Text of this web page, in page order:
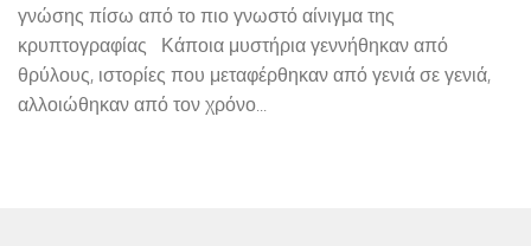
γνώσης πίσω από το πιο γνωστό αίνιγμα της
κρυπτογραφίας Κάποια μυστήρια γεννήθηκαν από
θρύλους, ιστορίες που μεταφέρθηκαν από γενιά σε γενιά,
αλλοιώθηκαν από τον χρόνο...